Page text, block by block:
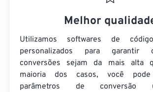
Melhor
Utilizamos softwares de
personalizados para garantir
conversões sejam da mais alta
maioria dos casos, você
parâmetros de conversão